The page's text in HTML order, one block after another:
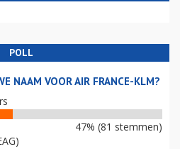
POLL
NAAM VOOR AIR FRANCE-KLM?
47% (81 stemmen)